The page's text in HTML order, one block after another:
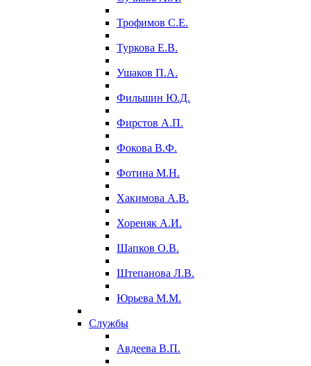
Трофимов С.Е.
Туркова Е.В.
Ушаков П.А.
Фильшин Ю.Д.
Фирстов А.П.
Фокова В.Ф.
Фотина М.Н.
Хакимова А.В.
Хореняк А.И.
Шапков О.В.
Штепанова Л.В.
Юрьева М.М.
Службы
Авдеева В.П.